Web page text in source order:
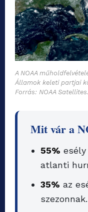
A NOAA
Államok keleti partjai
Forrás: NOAA Satellites.
Mit vár a
55%
atlanti
35% az
szezonnak.